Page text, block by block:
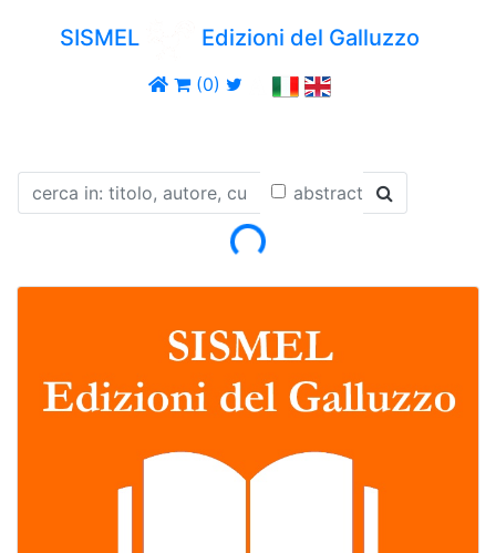
SISMEL Edizioni del Galluzzo
(0)
abstract
Loading...